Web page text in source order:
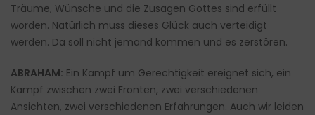
Träume, Wünsche und die Zusagen Gottes sind erfüllt
worden. Natürlich muss dieses Glück auch verteidigt
werden. Da soll nicht jemand kommen und es zerstören.
ABRAHAM: Ein Kampf um Gerechtigkeit ereignet sich, ein
Kampf zwischen zwei Fronten, zwei verschiedenen
Ansichten, zwei verschiedenen Erfahrungen. Auch wir leiden